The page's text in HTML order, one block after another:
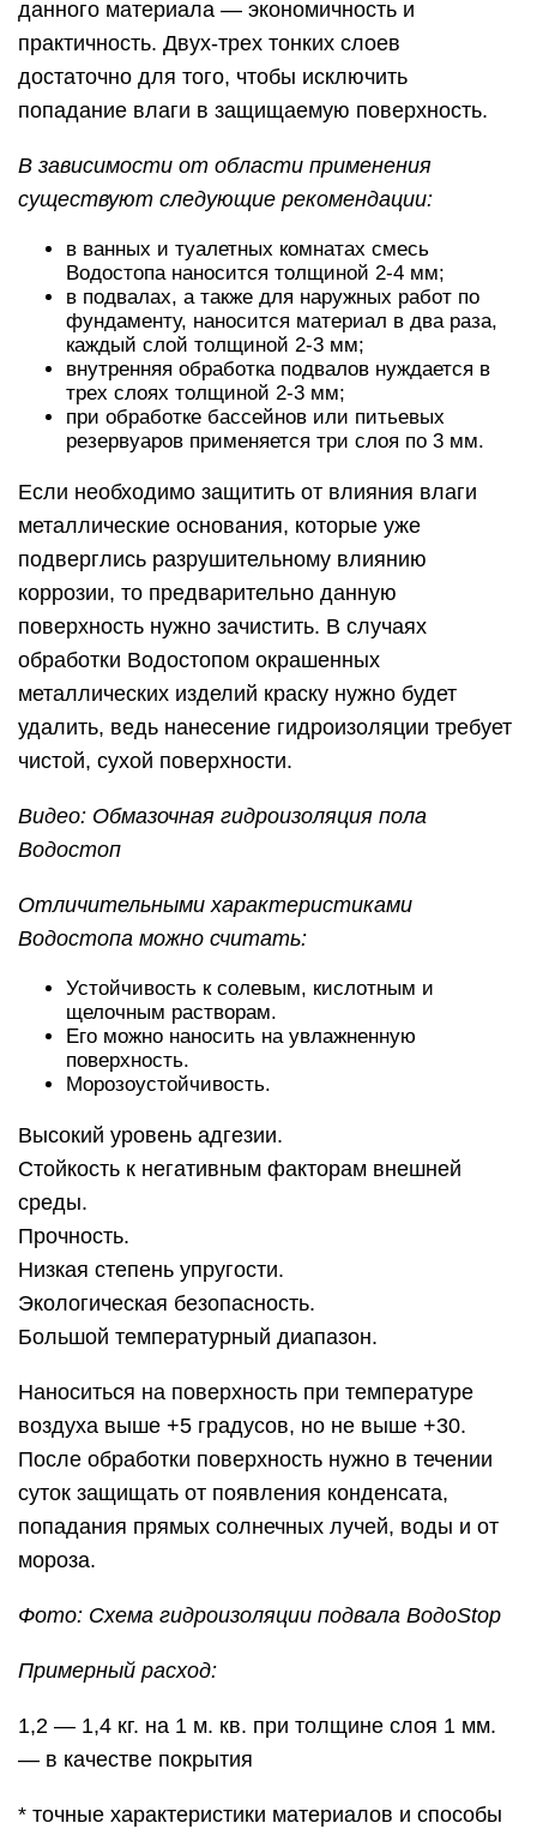
данного материала — экономичность и
практичность. Двух-трех тонких слоев
достаточно для того, чтобы исключить
попадание влаги в защищаемую поверхность.
В зависимости от области применения
существуют следующие рекомендации:
в ванных и туалетных комнатах смесь
Водостопа наносится толщиной 2-4 мм;
в подвалах, а также для наружных работ по
фундаменту, наносится материал в два раза,
каждый слой толщиной 2-3 мм;
внутренняя обработка подвалов нуждается в
трех слоях толщиной 2-3 мм;
при обработке бассейнов или питьевых
резервуаров применяется три слоя по 3 мм.
Если необходимо защитить от влияния влаги
металлические основания, которые уже
подверглись разрушительному влиянию
коррозии, то предварительно данную
поверхность нужно зачистить. В случаях
обработки Водостопом окрашенных
металлических изделий краску нужно будет
удалить, ведь нанесение гидроизоляции требует
чистой, сухой поверхности.
Видео: Обмазочная гидроизоляция пола
Водостоп
Отличительными характеристиками
Водостопа можно считать:
Устойчивость к солевым, кислотным и
щелочным растворам.
Его можно наносить на увлажненную
поверхность.
Морозоустойчивость.
Высокий уровень адгезии.
Стойкость к негативным факторам внешней
среды.
Прочность.
Низкая степень упругости.
Экологическая безопасность.
Большой температурный диапазон.
Наноситься на поверхность при температуре
воздуха выше +5 градусов, но не выше +30.
После обработки поверхность нужно в течении
суток защищать от появления конденсата,
попадания прямых солнечных лучей, воды и от
мороза.
Фото: Схема гидроизоляции подвала ВодоStop
Примерный расход:
1,2 — 1,4 кг. на 1 м. кв. при толщине слоя 1 мм.
— в качестве покрытия
* точные характеристики материалов и способы